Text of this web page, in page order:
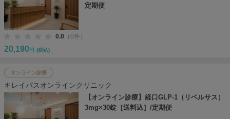
定期便
0.0 （0件）
20,190 円 (税込)
オンライン診療
キレイパスオンラインクリニック
【オンライン診療】経口GLP-1（リベルサス）
3mg×30錠［送料込］/定期便